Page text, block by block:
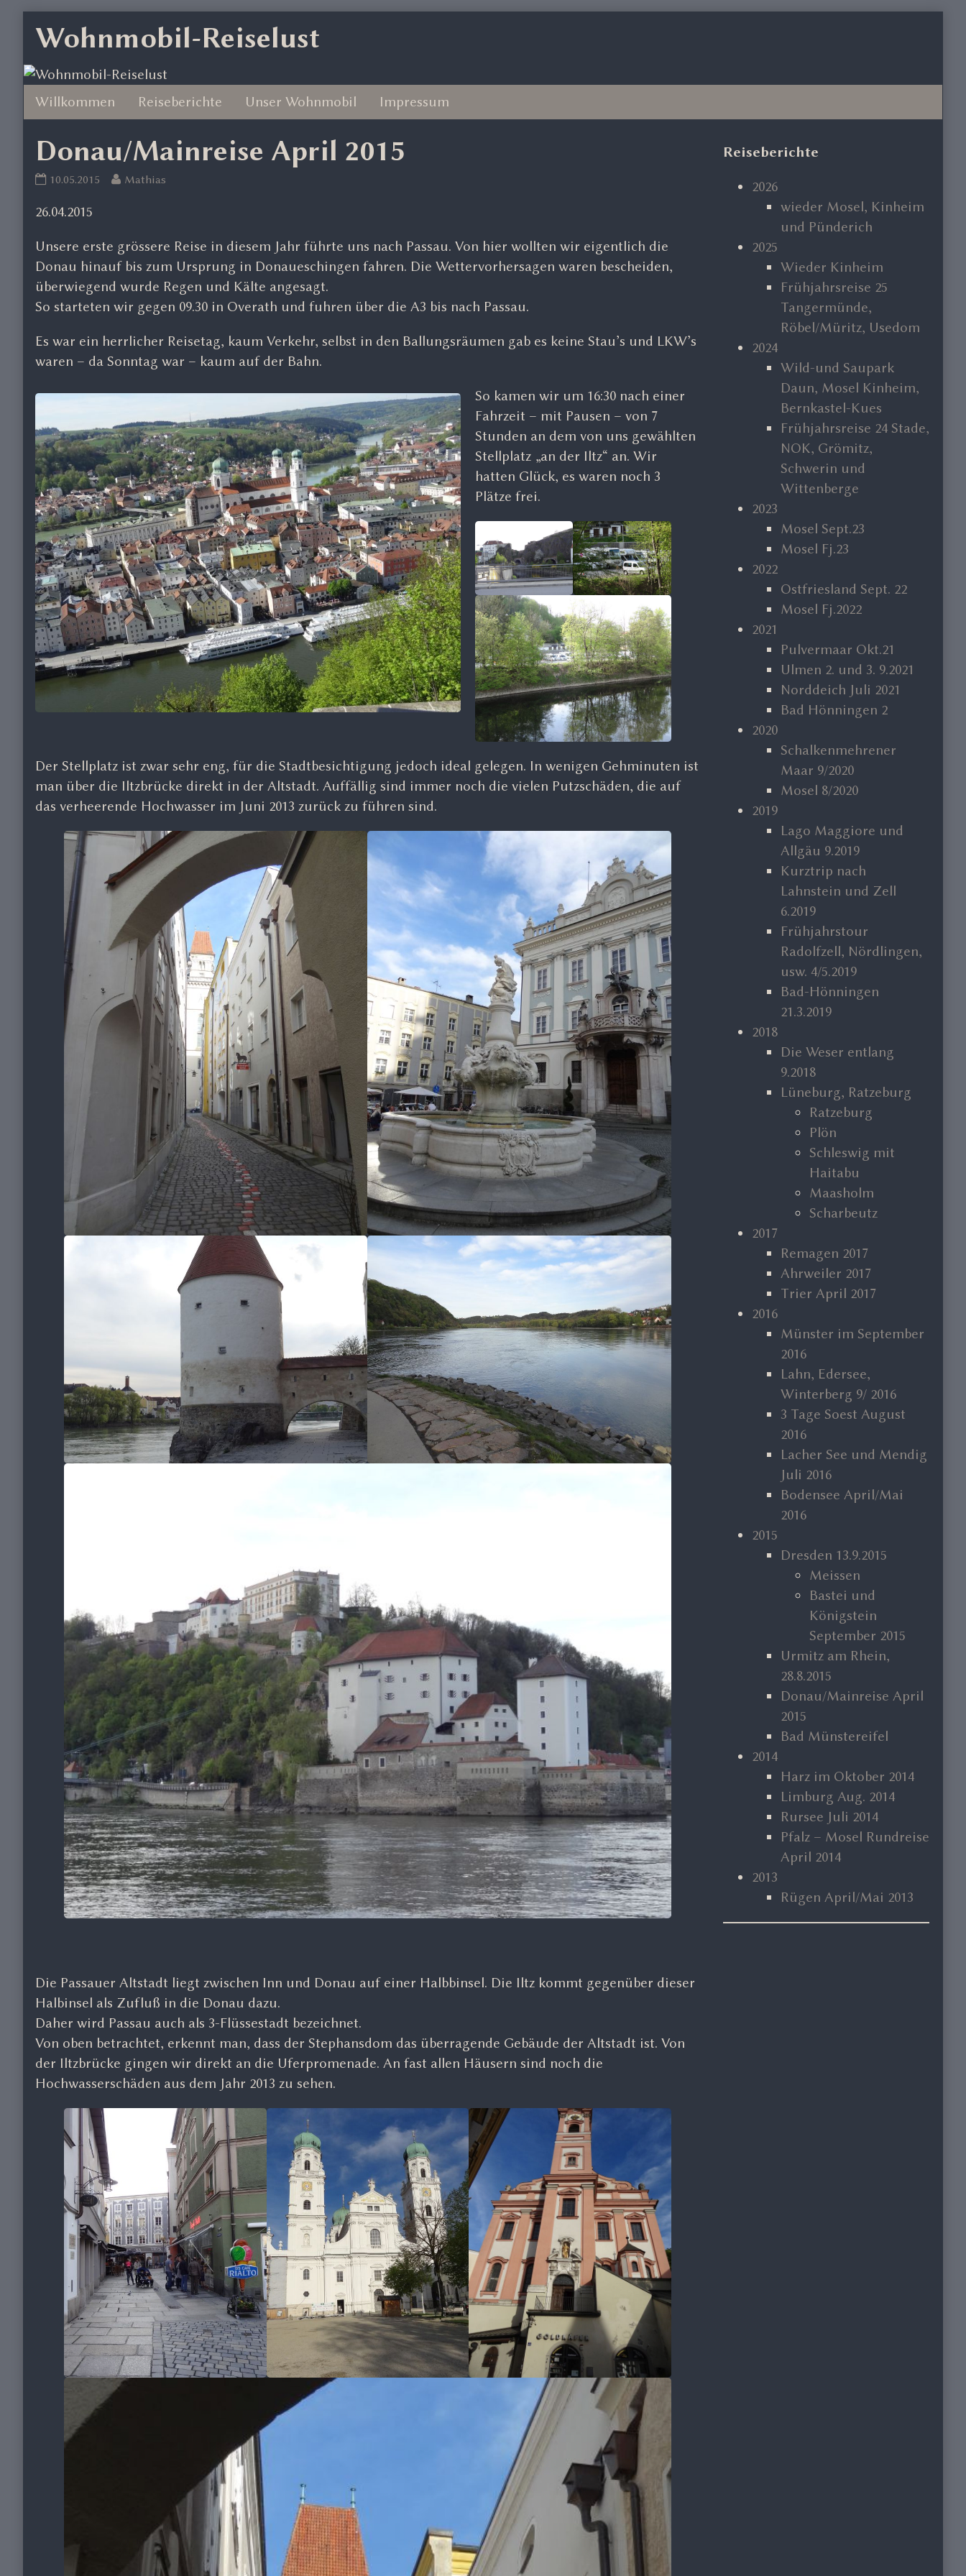
content
Wohnmobil-Reiselust
Willkommen Reiseberichte Unser Wohnmobil Impressum
Donau/Mainreise April 2015
Donau/Mainreise
2015
on
10.05.2015
Read
the
author
Donau/Mainreise
April
Mathias
26.04.2015
Unsere erste grössere Reise in diesem Jahr führte uns nach Passau. Von hier wollten wir eigentlich die
Donau hinauf bis zum Ursprung in Donaueschingen fahren. Die Wettervorhersagen waren bescheiden,
überwiegend wurde Regen und Kälte angesagt.
So starteten wir gegen 09.30 in Overath und fuhren über die A3 bis nach Passau.
Es war ein herrlicher Reisetag, kaum Verkehr, selbst in den Ballungsräumen gab es keine Stau’s und LKW’s
waren – da Sonntag war – kaum auf der Bahn.
So kamen wir um 16:30 nach einer
Fahrzeit – mit Pausen – von 7
Stunden an dem von uns gewählten
Stellplatz „an der Iltz“ an. Wir
hatten Glück, es waren noch 3
Plätze frei.
Der Stellplatz ist zwar sehr eng, für die Stadtbesichtigung jedoch ideal gelegen. In wenigen Gehminuten ist
man über die Iltzbrücke direkt in der Altstadt. Auffällig sind immer noch die vielen Putzschäden, die auf
das verheerende Hochwasser im Juni 2013 zurück zu führen sind.
Die Passauer Altstadt liegt zwischen Inn und Donau auf einer Halbbinsel. Die Iltz kommt gegenüber dieser
Halbinsel als Zufluß in die Donau dazu.
Daher wird Passau auch als 3-Flüssestadt bezeichnet.
Von oben betrachtet, erkennt man, dass der Stephansdom das überragende Gebäude der Altstadt ist. Von
der Iltzbrücke gingen wir direkt an die Uferpromenade. An fast allen Häusern sind noch die
Hochwasserschäden aus dem Jahr 2013 zu sehen.
Primary
Sidebar
Reiseberichte
2026
wieder Mosel, Kinheim
und Pünderich
2025
Wieder Kinheim
Frühjahrsreise 25
Tangermünde,
Röbel/Müritz, Usedom
2024
Wild-und Saupark
Daun, Mosel Kinheim,
Bernkastel-Kues
Frühjahrsreise 24 Stade,
NOK, Grömitz,
Schwerin und
Wittenberge
2023
Mosel Sept.23
Mosel Fj.23
2022
Ostfriesland Sept. 22
Mosel Fj.2022
2021
Pulvermaar Okt.21
Ulmen 2. und 3. 9.2021
Norddeich Juli 2021
Bad Hönningen 2
2020
Schalkenmehrener
Maar 9/2020
Mosel 8/2020
2019
Lago Maggiore und
Allgäu 9.2019
Kurztrip nach
Lahnstein und Zell
6.2019
Frühjahrstour
Radolfzell, Nördlingen,
usw. 4/5.2019
Bad-Hönningen
21.3.2019
2018
Die Weser entlang
9.2018
Lüneburg, Ratzeburg
Ratzeburg
Plön
Schleswig mit
Haitabu
Maasholm
Scharbeutz
2017
Remagen 2017
Ahrweiler 2017
Trier April 2017
2016
Münster im September
2016
Lahn, Edersee,
Winterberg 9/ 2016
3 Tage Soest August
2016
Lacher See und Mendig
Juli 2016
Bodensee April/Mai
2016
2015
Dresden 13.9.2015
Meissen
Bastei und
Königstein
September 2015
Urmitz am Rhein,
28.8.2015
Donau/Mainreise April
2015
Bad Münstereifel
2014
Harz im Oktober 2014
Limburg Aug. 2014
Rursee Juli 2014
Pfalz – Mosel Rundreise
April 2014
2013
Rügen April/Mai 2013